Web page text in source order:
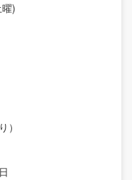
)
）